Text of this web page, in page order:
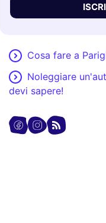
Cosa fare a
Noleggiare
devi sapere!